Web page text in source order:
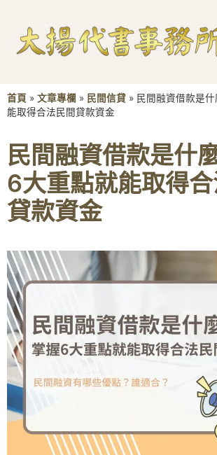
首頁 » 文章專欄 » 民間信貸 » 民間融資借款是
能取得合法民間貸款資金
民間融資借款是什
6大重點就能取得合
貸款資金